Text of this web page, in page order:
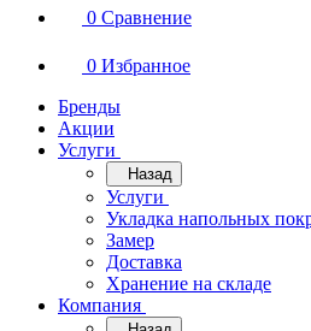
0 Сравнение
0 Избранное
Бренды
Акции
Услуги
Назад
Услуги
Укладка напольных
Замер
Доставка
Хранение на складе
Компания